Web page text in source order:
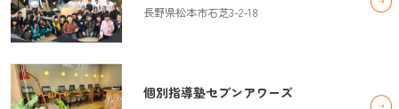
長野県松本市石芝3-2-18
個別指導塾セブンアワーズ